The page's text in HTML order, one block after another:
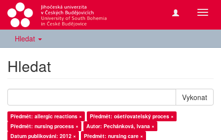
Hledat
Hledat
Vykonat
Předmět: allergic reactions ×
Předmět: ošetřovatelský proces ×
Předmět: nursing process ×
Autor: Pechánková, Ivana ×
Datum publikování: 2012 ×
Předmět: nursing care ×